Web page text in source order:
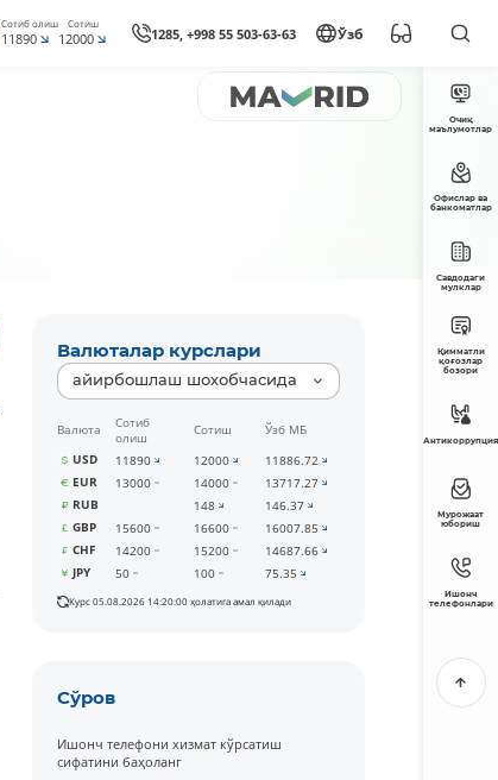
Сотиб олиш
11890
Сотиш
12000 1285, +998 55 503-63-63 Ўзб
Валюталар курслари
айирбошлаш шохобчасида
Валюта
Сотиб
олиш
Сотиш
Ўзб МБ
USD
11890 12000
11886.72
EUR
13000 14000
13717.27
RUB
148
146.37
GBP
15600 16600
16007.85
CHF
14200 15200
14687.66
JPY
50 100 75.35
Курс 05.08.2026 14:20:00 ҳолатига амал қилади
Сўров
Ишонч телефони хизмат кўрсатиш
сифатини баҳоланг
Очиқ
маълумотлар
Офислар ва
банкоматлар
Савдодаги
мулклар
Қимматли
қоғозлар
бозори
Антикоррупция
Мурожаат
юбориш
Ишонч
телефонлари